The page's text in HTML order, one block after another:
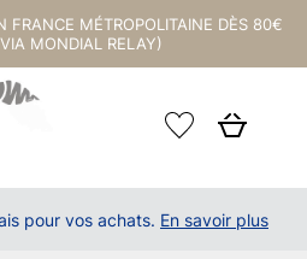
FRANCE MÉTROPOLITAINE DÈS 80€
MONDIAL RELAY)
pour vos achats. En savoir plus